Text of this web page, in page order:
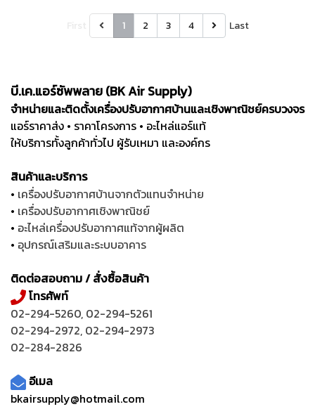
1 2 3 4 Last
บี.เค.แอร์ซัพพลาย (BK Air Supply)
จำหน่ายและติดตั้งเครื่องปรับอากาศบ้านและเชิงพาณิชย์ครบวงจร
แอร์ราคาส่ง • ราคาโครงการ • อะไหล่แอร์แท้
ให้บริการทั้งลูกค้าทั่วไป ผู้รับเหมา และองค์กร
สินค้าและบริการ
• เครื่องปรับอากาศบ้านจากตัวแทนจำหน่าย
• เครื่องปรับอากาศเชิงพาณิชย์
• อะไหล่เครื่องปรับอากาศแท้จากผู้ผลิต
• อุปกรณ์เสริมและระบบอาคาร
ติดต่อสอบถาม / สั่งซื้อสินค้า
โทรศัพท์
02-294-5260, 02-294-5261
02-294-2972, 02-294-2973
02-284-2826
อีเมล
bkairsupply@hotmail.com